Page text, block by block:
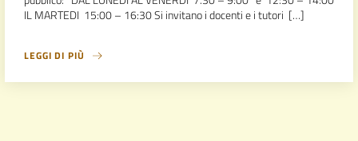
IL MARTEDI 15:00 – 16:30 Si invitano i docenti e i tutori […]
LEGGI DI PIÙ